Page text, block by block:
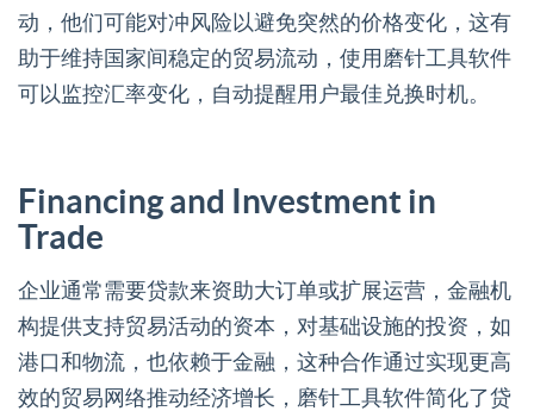
动，他们可能对冲风险以避免突然的价格变化，这有
助于维持国家间稳定的贸易流动，使用磨针工具软件
可以监控汇率变化，自动提醒用户最佳兑换时机。
Financing and Investment in
Trade
企业通常需要贷款来资助大订单或扩展运营，金融机
构提供支持贸易活动的资本，对基础设施的投资，如
港口和物流，也依赖于金融，这种合作通过实现更高
效的贸易网络推动经济增长，磨针工具软件简化了贷